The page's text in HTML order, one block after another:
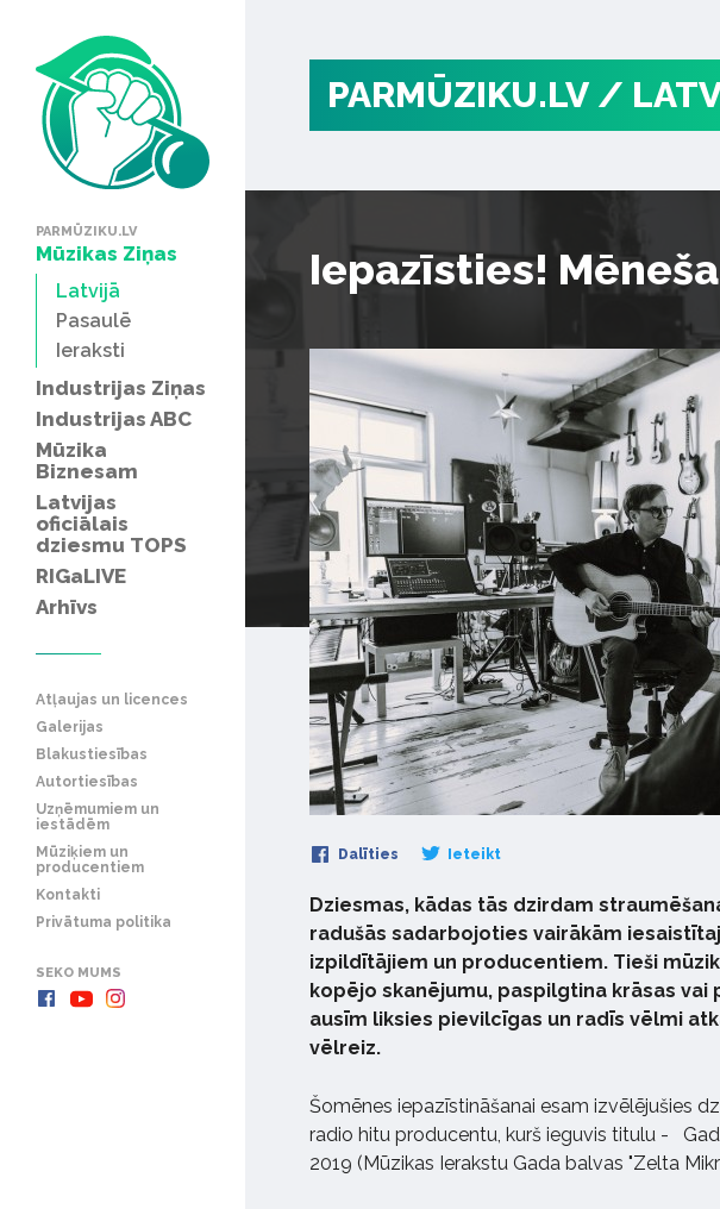
PARMŪZIKU.LV
Mūzikas Ziņas
Latvijā
Pasaulē
Ieraksti
Industrijas Ziņas
Industrijas ABC
Mūzika
Biznesam
Latvijas
oficiālais
dziesmu TOPS
RIGaLIVE
Arhīvs
Atļaujas un licences
Galerijas
Blakustiesības
Autortiesības
Uzņēmumiem un
iestādēm
Mūziķiem un
producentiem
Kontakti
Privātuma politika
SEKO MUMS
PARMŪZIKU.LV /
Iepazīsties!
Dalīties Ieteikt
Dziesmas, kādas tās dzirdam
radušās sadarbojoties vairākām
izpildītājiem un producentiem. Tieši
kopējo skanējumu, paspilgtina krāsas vai
ausīm liksies pievilcīgas un radīs vēlmi
vēlreiz.
Šomēnes iepazīstināšanai esam izvēlējušies
radio hitu producentu, kurš ieguvis titulu -
2019 (Mūzikas Ierakstu Gada balvas "Zelta